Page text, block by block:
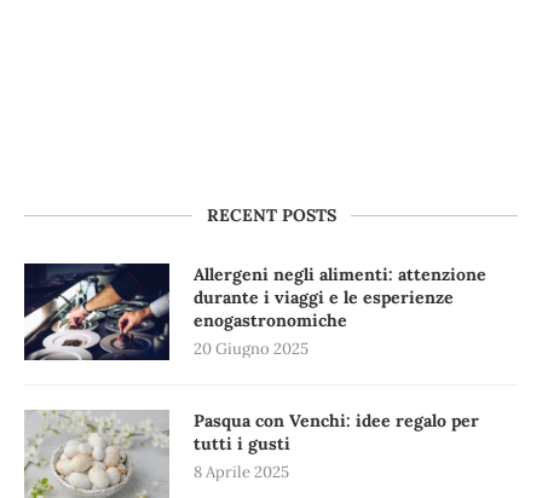
RECENT POSTS
Allergeni negli alimenti: attenzione
durante i viaggi e le esperienze
enogastronomiche
20 Giugno 2025
Pasqua con Venchi: idee regalo per
tutti i gusti
8 Aprile 2025